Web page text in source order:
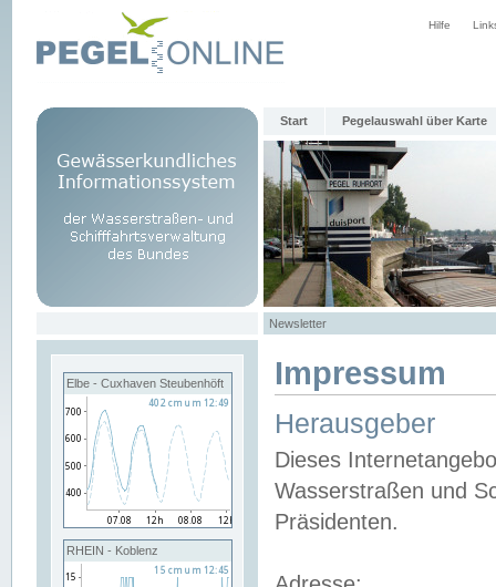
Hilfe
Start Pegelauswahl über Karte
Newsletter
Elbe - Cuxhaven Steubenhöft
RHEIN - Koblenz
Impressum
Herausgeber
Dieses
Wasserstraßen und
Präsidenten.